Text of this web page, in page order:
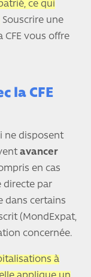
ce qui
Souscrire une
vous offre
la CFE
ne disposent
avancer
en cas
directe par
dans certains
(MondExpat,
concernée.
à